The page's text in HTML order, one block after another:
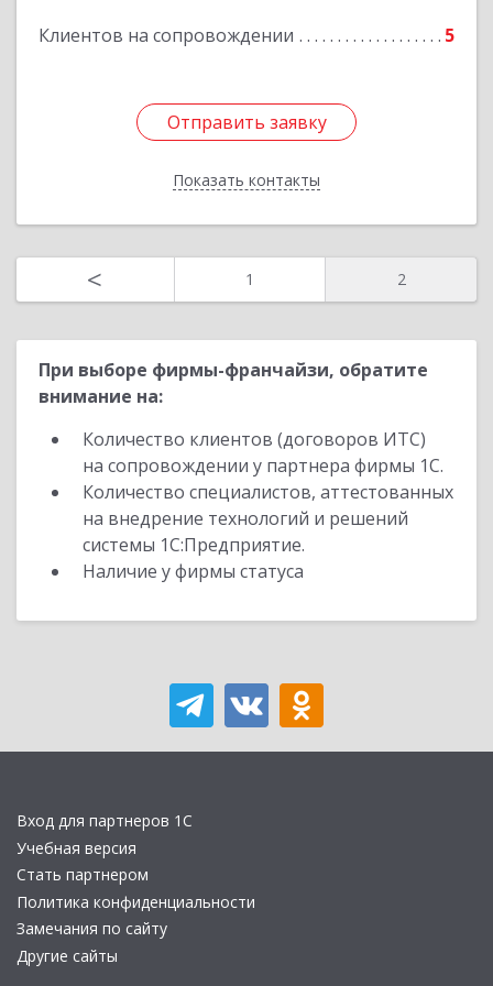
Клиентов на сопровождении 5
Отправить заявку
Показать контакты
Подробнее
Отправить заявку
Назад
< 1 2
При выборе фирмы-франчайзи, обратите
внимание на:
Количество клиентов (договоров ИТС)
на сопровождении у партнера фирмы 1С.
Количество специалистов, аттестованных
на внедрение технологий и решений
системы 1С:Предприятие.
Наличие у фирмы статуса
Вход для партнеров 1С
Учебная версия
Стать партнером
Политика конфиденциальности
Замечания по сайту
Другие сайты